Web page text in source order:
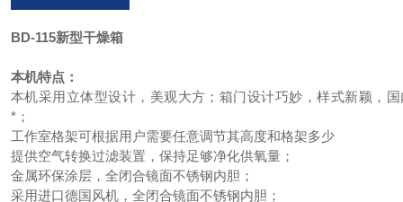
BD-115新型干燥箱
本机特点：
本机采用立体型设计，美观大方；箱门设计巧妙，样式新颖，国
*；
工作室格架可根据用户需要任意调节其高度和格架多少
提供空气转换过滤装置，保持足够净化供氧量；
金属环保涂层，全闭合镜面不锈钢内胆；
采用进口德国风机，全闭合镜面不锈钢内胆；